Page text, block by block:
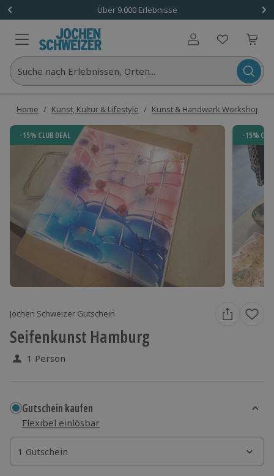
Über 9.000 Erlebnisse
Benutzerkonto
Suche nach Erlebnissen, Orten...
Home / Kunst, Kultur & Lifestyle / Kunst & Handwerk Workshops
-15% CLUB DEAL -15%
Jochen Schweizer Gutschein
Seifenkunst Hamburg
1 Person
Gutschein kaufen
Flexibel einlösbar
1 Gutschein
1 Gutschein
1 Gutschein